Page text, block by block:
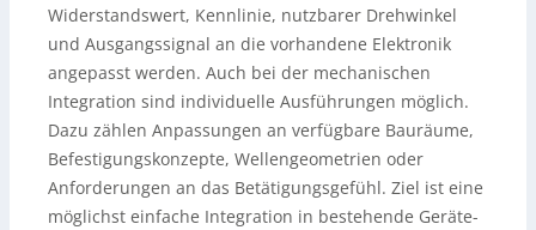
Widerstandswert, Kennlinie, nutzbarer Drehwinkel
und Ausgangssignal an die vorhandene Elektronik
angepasst werden. Auch bei der mechanischen
Integration sind individuelle Ausführungen möglich.
Dazu zählen Anpassungen an verfügbare Bauräume,
Befestigungskonzepte, Wellengeometrien oder
Anforderungen an das Betätigungsgefühl. Ziel ist eine
möglichst einfache Integration in bestehende Geräte-